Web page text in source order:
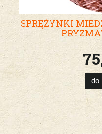
SPRĘŻYNKI
do